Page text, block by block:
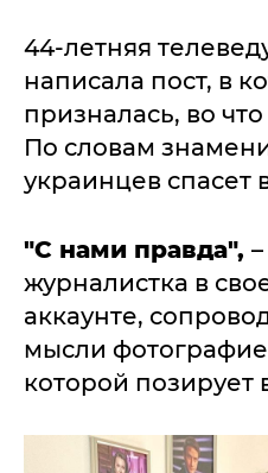
44-летняя
написала пост, в
призналась, во
По словам
украинцев спасет
"С нами правда", –
журналистка в
аккаунте,
мысли
которой позирует